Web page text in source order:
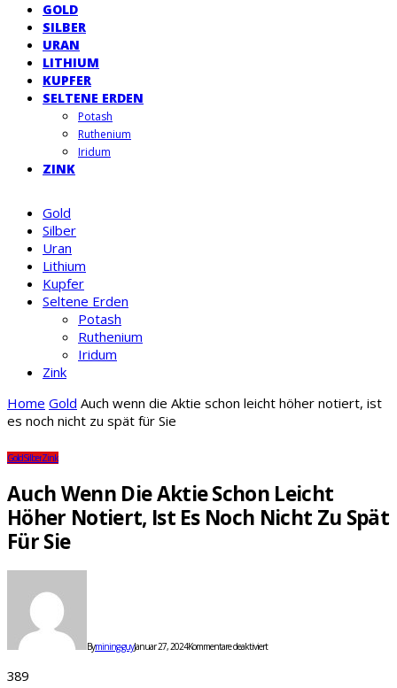
GOLD
SILBER
URAN
LITHIUM
KUPFER
SELTENE ERDEN
Potash
Ruthenium
Iridum
ZINK
Gold
Silber
Uran
Lithium
Kupfer
Seltene Erden
Potash
Ruthenium
Iridum
Zink
Home Gold Auch wenn die Aktie schon leicht höher notiert, ist
es noch nicht zu spät für Sie
GoldSilberZink
Auch Wenn Die Aktie Schon Leicht
Höher Notiert, Ist Es Noch Nicht Zu Spät
Für Sie
Bymining-guyJanuar 27, 2024Kommentare deaktiviertleicht
389